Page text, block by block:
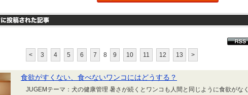
< 3 4 5 6 7 8 9 10 11 12 13 >
食欲がすくない、食べないワンコにはどうする？
JUGEMテーマ：犬の健康管理 暑さが続くとワンコも人間と同じように食欲がなく